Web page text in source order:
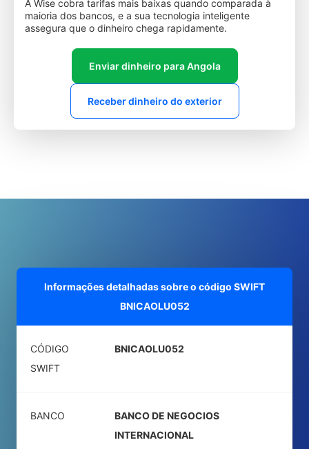
A Wise cobra tarifas mais baixas quando comparada à
maioria dos bancos, e a sua tecnologia inteligente
assegura que o dinheiro chega rapidamente.
Enviar dinheiro para Angola
Receber dinheiro do exterior
Informações detalhadas sobre o código SWIFT
BNICAOLU052
CÓDIGO
SWIFT
BNICAOLU052
BANCO
BANCO DE NEGOCIOS
INTERNACIONAL